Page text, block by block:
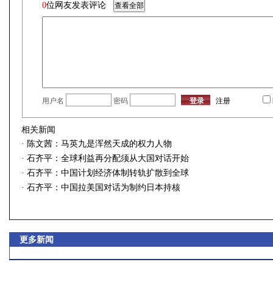
0位网友发表评论
用户名 密码 注册
相关新闻
· 陈文茜：马英九是浑然天成的权力人物
· 石齐平：全球利益再分配须从大国对话开始
· 石齐平：中国计划经济体制转轨扩散到全球
· 石齐平：中国拉美国对话为制约日本持核
更多新闻